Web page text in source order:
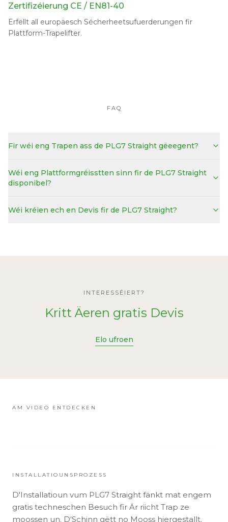
Zertifizéierung CE / EN81-40
Erfëllt all europäesch Sécherheetsufuerderungen fir
Plattform-Trapelifter.
FAQ
Fir wéi eng Trapen ass de PLG7 Straight gëeegent?
Wéi eng Plattformgréisstten sinn fir de PLG7 Straight
disponibel?
Wéi kréien ech en Devis fir de PLG7 Straight?
INTERESSÉIERT?
Kritt Äeren gratis Devis
Elo ufroen
AM VIDEO ENTDECKEN
INSTALLATIOUNSPROZESS
D'Installatioun vum PLG7 Straight fänkt mat engem
gratis techneschen Besuch fir Är riicht Trap ze
moossen un. D'Schinn gëtt no Mooss hiergestallt.